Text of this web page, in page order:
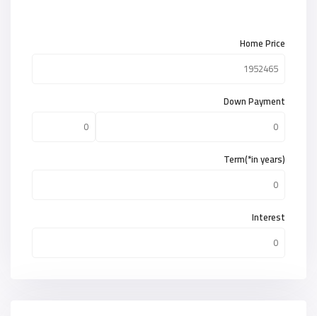
Home Price
Down Payment
Term(*in years)
Interest